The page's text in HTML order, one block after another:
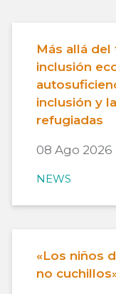
Más allá
inclusión
inclusión y
refugiadas
08 Ago 2026
NEWS
«Los niños
no